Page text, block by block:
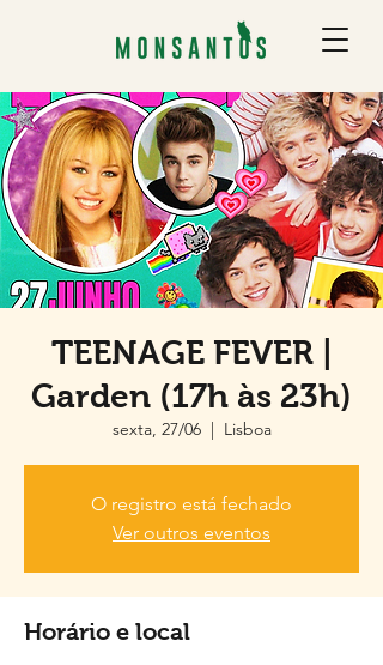
TEENAGE FEVER |
Garden (17h às 23h)
sexta, 27/06
  |
Lisboa
O registro está fechado
Ver outros eventos
Horário e local